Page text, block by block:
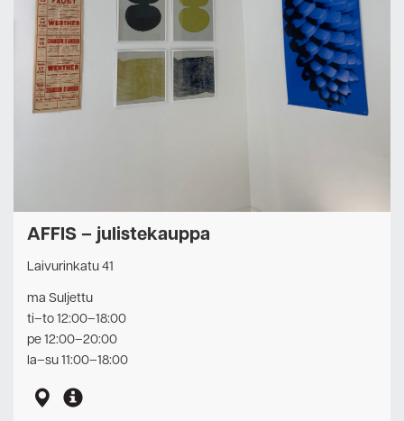
AFFIS – julistekauppa
Laivurinkatu 41
ma Suljettu
ti–to 12:00–18:00
pe 12:00–20:00
la–su 11:00–18:00